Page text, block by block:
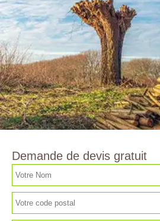
Demande de devis gratuit